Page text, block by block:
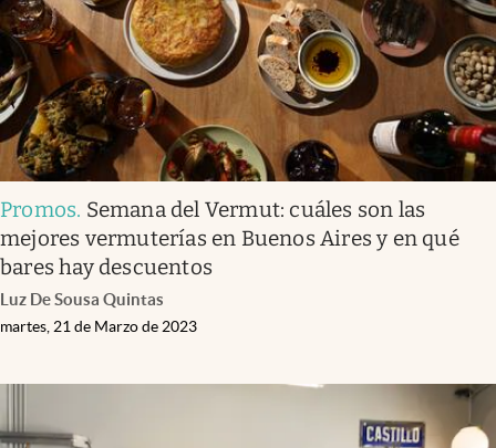
Promos. Semana del Vermut: cuáles son las
mejores vermuterías en Buenos Aires y en qué
bares hay descuentos
Luz De Sousa Quintas
martes, 21 de Marzo de 2023